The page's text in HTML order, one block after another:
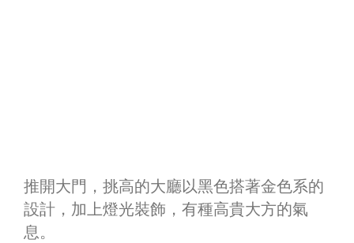
推開大門，挑高的大廳以黑色搭著金色系的
設計，加上燈光裝飾，有種高貴大方的氣
息。